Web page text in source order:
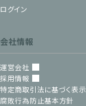
ログイン
会社情報
運営会社
採用情報
特定商取引法に基づく表示
腐敗行為防止基本方針